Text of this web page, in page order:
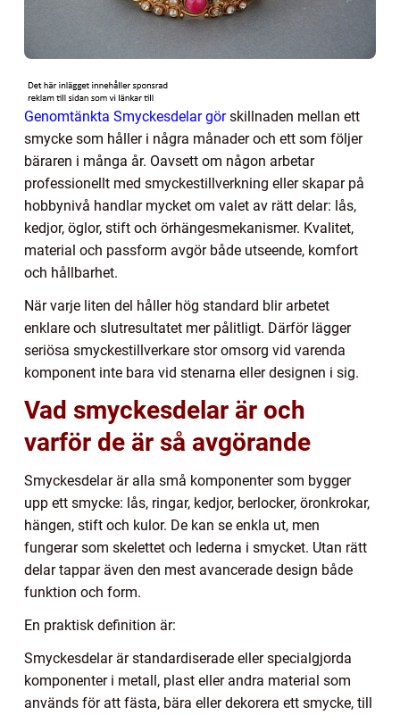
Genomtänkta Smyckesdelar görskillnaden mellan ett
smycke som håller i några månader och ett som följer
bäraren i många år. Oavsett om någon arbetar
professionellt med smyckestillverkning eller skapar på
hobbynivå handlar mycket om valet av rätt delar: lås,
kedjor, öglor, stift och örhängesmekanismer. Kvalitet,
material och passform avgör både utseende, komfort
och hållbarhet.
När varje liten del håller hög standard blir arbetet
enklare och slutresultatet mer pålitligt. Därför lägger
seriösa smyckestillverkare stor omsorg vid varenda
komponent inte bara vid stenarna eller designen i sig.
Vad smyckesdelar är och
varför de är så avgörande
Smyckesdelar är alla små komponenter som bygger
upp ett smycke: lås, ringar, kedjor, berlocker, öronkrokar,
hängen, stift och kulor. De kan se enkla ut, men
fungerar som skelettet och lederna i smycket. Utan rätt
delar tappar även den mest avancerade design både
funktion och form.
En praktisk definition är:
Smyckesdelar är standardiserade eller specialgjorda
komponenter i metall, plast eller andra material som
används för att fästa, bära eller dekorera ett smycke, till